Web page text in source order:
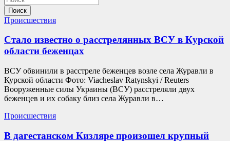
Поиск
Происшествия
Стало известно о расстрелянных ВСУ в Курской
области беженцах
ВСУ обвинили в расстреле беженцев возле села Журавли в
Курской области Фото: Viacheslav Ratynskyi / Reuters
Вооруженные силы Украины (ВСУ) расстреляли двух
беженцев и их собаку близ села Журавли в…
Происшествия
В дагестанском Кизляре произошел крупный